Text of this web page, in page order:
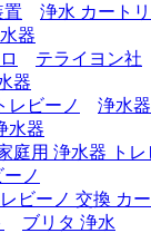
置
浄水 カート
器
テライヨン社
器
レビーノ
浄水
水器
庭用 浄水器 トレ
ノ
レビーノ 交換 カ
ブリタ 浄水